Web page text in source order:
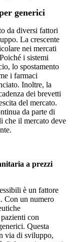
generici
da diversi fattori
La crescente
nei mercati
i sistemi
lo spostamento
i farmaci
Inoltre, la
dei brevetti
del mercato.
da parte di
che il mercato deve
a prezzi
è un fattore
Con un numero
con
Questa
via di sviluppo,